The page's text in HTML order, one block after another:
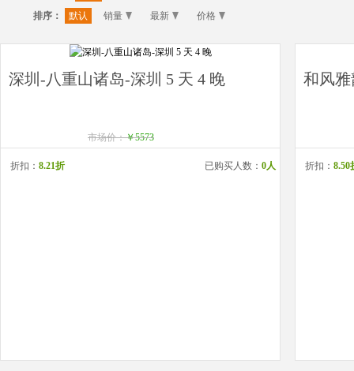
排序：
默认 销量 最新 价格
深圳-八重山诸岛-深圳 5 天 4 晚
市场价：￥5573
折扣： 8.21折 已购买人数： 0人
和风雅
折扣： 8.50